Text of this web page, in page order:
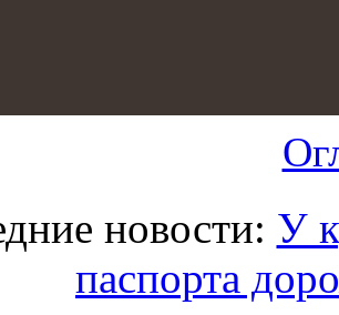
новости: У
паспорта